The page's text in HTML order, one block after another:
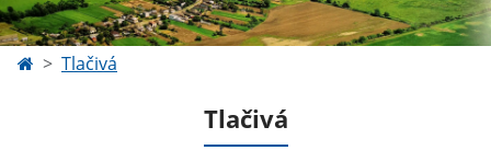
Tlačivá
Tlačivá